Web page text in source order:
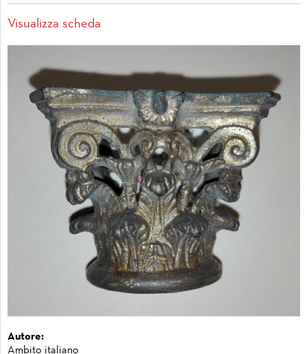
Visualizza scheda
Autore:
Ambito italiano